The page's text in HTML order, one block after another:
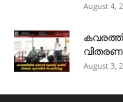
August 4,
വിതരണ
August 3,